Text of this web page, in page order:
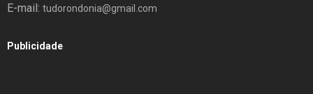
E-mail: tudorondonia@gmail.com
Publicidade